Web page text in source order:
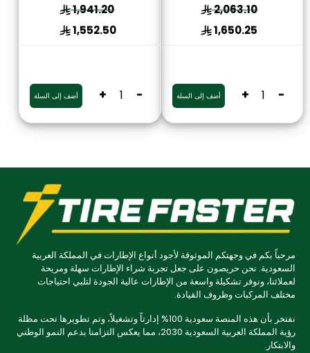
2,063.10
1,650.25
-
+ أضف إلى السلة
1,941.20
1,552.50
-
+ أضف إلى السلة
مرحباً بكم في وجهتكم الموثوقة لأجود أنواع الإطارات في المملكة العربية
السعودية. نحن حريصون على جعل تجربة شراء الإطارات سهلة ومريحة
لعملائنا، ونوفر تشكيلة واسعة من الإطارات عالية الجودة لتلبي احتياجات
مختلف المركبات وظروف القيادة.
نفتخر بأن هذه المنصة سعودية 100% إدارتاً وتشغيلاً، وتم تطويرها تحت مظلة
رؤية المملكة العربية السعودية 2030، مما يعكس التزامنا بدعم النمو الوطني
والابتكار.